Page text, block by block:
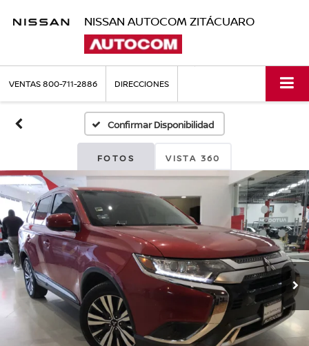
NISSAN AUTOCOM ZITÁCUARO
VENTAS800-711-2886 DIRECCIONES
Confirmar Disponibilidad
FOTOS VISTA 360